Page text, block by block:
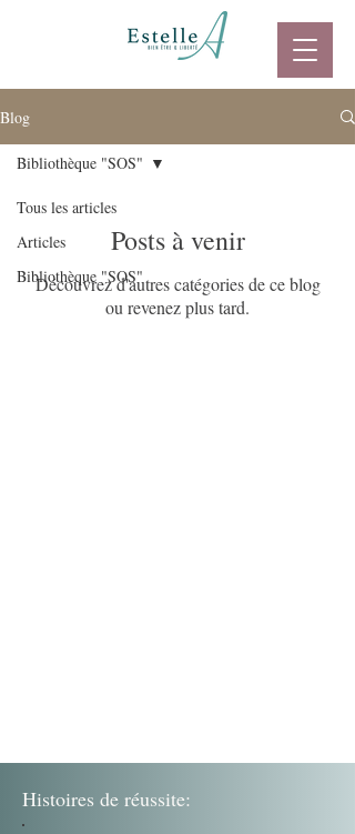
Blog
Tous les articles
Articles
Bibliothèque "SOS"
Bibliothèque "SOS"
Posts à venir
Découvrez d'autres catégories de ce blog
ou revenez plus tard.
Histoires de réussite: